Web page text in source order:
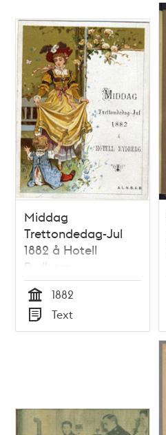
Middag
Trettondedag-Jul
1882 å Hotell
Rydberg
Tid
1882
Typ
Text